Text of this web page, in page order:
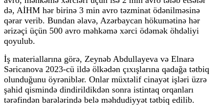
də, AİHM hər birinə 3 min avro təzminat ödənilməsinə
qərar verib. Bundan əlavə, Azərbaycan hökumətinə hər
ərizəçi üçün 500 avro məhkəmə xərci ödəmək öhdəliyi
qoyulub.
İş materiallarına görə, Zeynəb Abdullayeva və Elnarə
Səricanova 2023-cü ildə ölkədən çıxışlarına qadağa tətbiq
olunduğunu öyrəniblər. Onlar müxtəlif cinayət işləri üzrə
şahid qismində dindirildikdən sonra istintaq orqanları
tərəfindən barələrində belə məhdudiyyət tətbiq edilib.